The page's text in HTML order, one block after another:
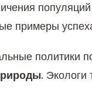
примеры
политики
. Экологи